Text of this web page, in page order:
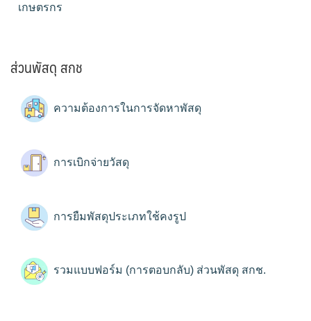
เกษตรกร
ส่วนพัสดุ สกช
ความต้องการในการจัดหาพัสดุ
การเบิกจ่ายวัสดุ
การยืมพัสดุประเภทใช้คงรูป
รวมแบบฟอร์ม (การตอบกลับ) ส่วนพัสดุ สกช.